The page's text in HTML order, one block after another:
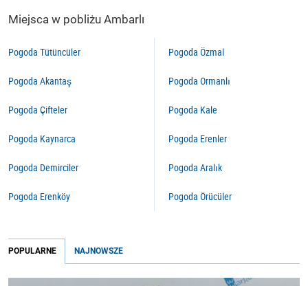
Miejsca w pobliżu Ambarlı
Pogoda Tütüncüler
Pogoda Akantaş
Pogoda Çifteler
Pogoda Kaynarca
Pogoda Demirciler
Pogoda Erenköy
Pogoda Özmal
Pogoda Ormanlı
Pogoda Kale
Pogoda Erenler
Pogoda Aralık
Pogoda Örücüler
POPULARNE NAJNOWSZE